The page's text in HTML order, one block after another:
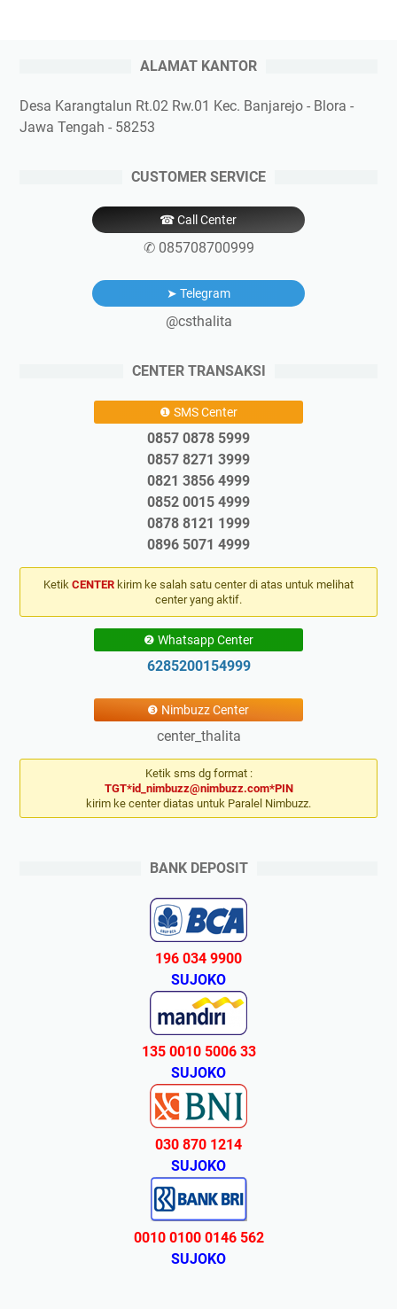
ALAMAT KANTOR
Desa Karangtalun Rt.02 Rw.01 Kec. Banjarejo - Blora -
Jawa Tengah - 58253
CUSTOMER SERVICE
☎ Call Center
✆ 085708700999
➤ Telegram
@csthalita
CENTER TRANSAKSI
❶ SMS Center
0857 0878 5999
0857 8271 3999
0821 3856 4999
0852 0015 4999
0878 8121 1999
0896 5071 4999
Ketik CENTER kirim ke salah satu center di atas untuk melihat
center yang aktif.
❷ Whatsapp Center
6285200154999
❸ Nimbuzz Center
center_thalita
Ketik sms dg format :
TGT*id_nimbuzz@nimbuzz.com*PIN
kirim ke center diatas untuk Paralel Nimbuzz.
BANK DEPOSIT
196 034 9900
SUJOKO
135 0010 5006 33
SUJOKO
030 870 1214
SUJOKO
0010 0100 0146 562
SUJOKO